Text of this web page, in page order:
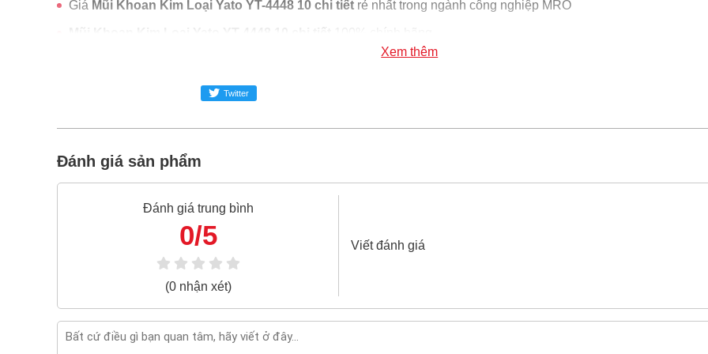
Giá Mũi Khoan Kim Loại Yato YT-4448 10 chi tiết rẻ nhất trong ngành công nghiệp MRO
Bao 1 đổi 1 trong 24 giờ
Xem thêm
Twitter
Đánh giá sản phẩm
Đánh giá trung bình
0/5
(0 nhận xét)
Viết đánh giá